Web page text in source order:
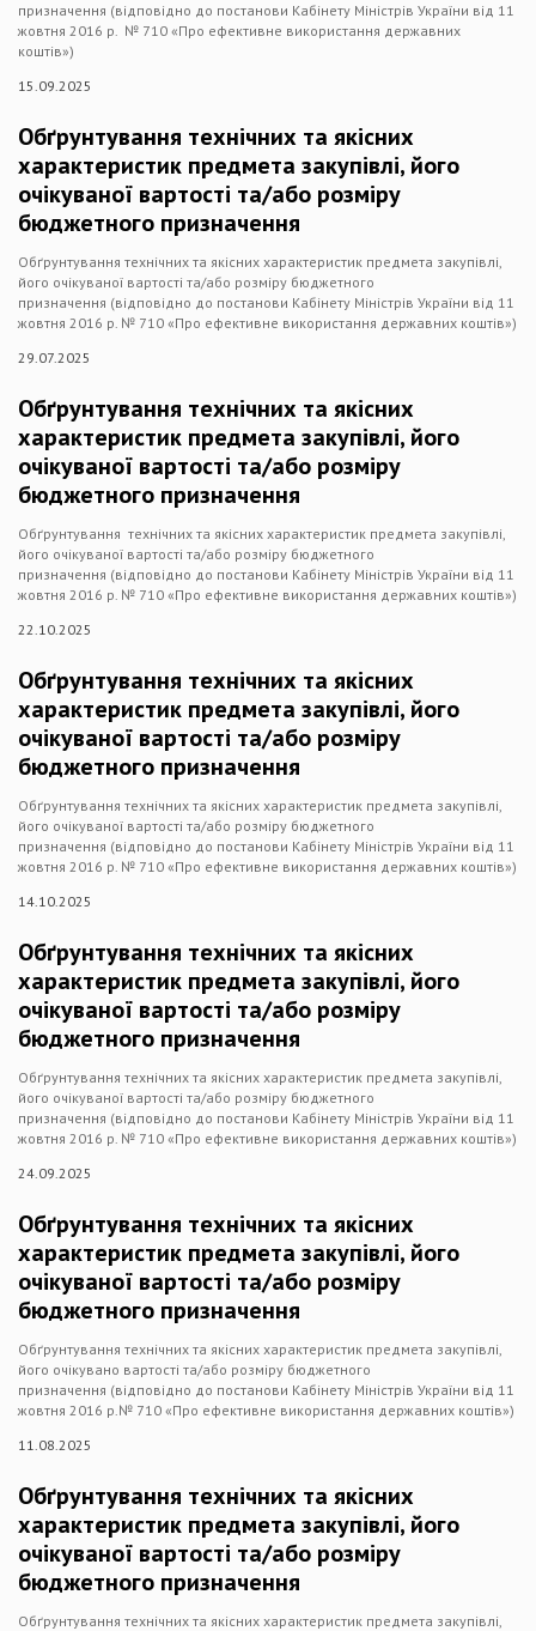
призначення (відповідно до постанови Кабінету Міністрів України від 11
жовтня 2016 р. № 710 «Про ефективне використання державних
коштів»)
15.09.2025
Обґрунтування технічних та якісних
характеристик предмета закупівлі, його
очікуваної вартості та/або розміру
бюджетного призначення
Обґрунтування технічних та якісних характеристик предмета закупівлі,
його очікуваної вартості та/або розміру бюджетного
призначення (відповідно до постанови Кабінету Міністрів України від 11
жовтня 2016 р. № 710 «Про ефективне використання державних коштів»)
29.07.2025
Обґрунтування технічних та якісних
характеристик предмета закупівлі, його
очікуваної вартості та/або розміру
бюджетного призначення
Обґрунтування технічних та якісних характеристик предмета закупівлі,
його очікуваної вартості та/або розміру бюджетного
призначення (відповідно до постанови Кабінету Міністрів України від 11
жовтня 2016 р. № 710 «Про ефективне використання державних коштів»)
22.10.2025
Обґрунтування технічних та якісних
характеристик предмета закупівлі, його
очікуваної вартості та/або розміру
бюджетного призначення
Обґрунтування технічних та якісних характеристик предмета закупівлі,
його очікуваної вартості та/або розміру бюджетного
призначення (відповідно до постанови Кабінету Міністрів України від 11
жовтня 2016 р. № 710 «Про ефективне використання державних коштів»)
14.10.2025
Обґрунтування технічних та якісних
характеристик предмета закупівлі, його
очікуваної вартості та/або розміру
бюджетного призначення
Обґрунтування технічних та якісних характеристик предмета закупівлі,
його очікуваної вартості та/або розміру бюджетного
призначення (відповідно до постанови Кабінету Міністрів України від 11
жовтня 2016 р. № 710 «Про ефективне використання державних коштів»)
24.09.2025
Обґрунтування технічних та якісних
характеристик предмета закупівлі, його
очікуваної вартості та/або розміру
бюджетного призначення
Обґрунтування технічних та якісних характеристик предмета закупівлі,
його очікувано вартості та/або розміру бюджетного
призначення (відповідно до постанови Кабінету Міністрів України від 11
жовтня 2016 р.№ 710 «Про ефективне використання державних коштів»)
11.08.2025
Обґрунтування технічних та якісних
характеристик предмета закупівлі, його
очікуваної вартості та/або розміру
бюджетного призначення
Обґрунтування технічних та якісних характеристик предмета закупівлі,